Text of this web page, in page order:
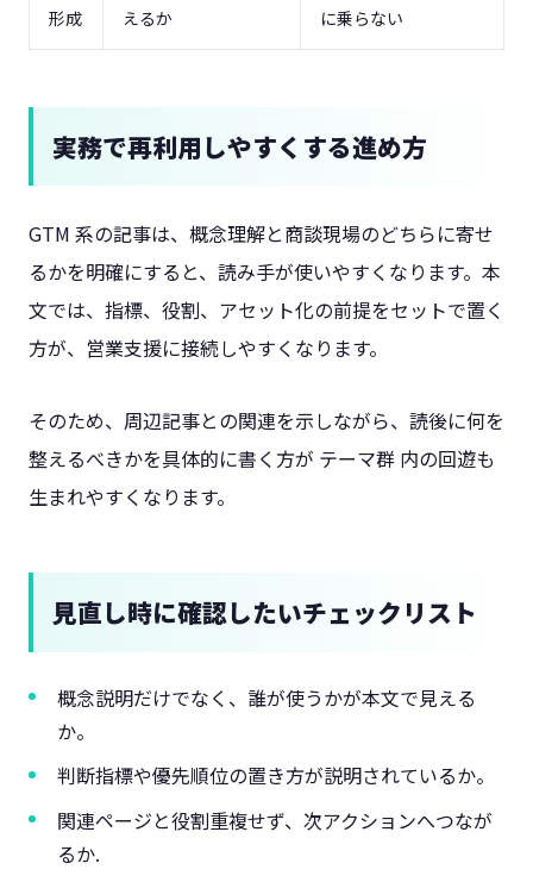
形成 えるか に乗らない
実務で再利用しやすくする進め方
GTM 系の記事は、概念理解と商談現場のどちらに寄せ
るかを明確にすると、読み手が使いやすくなります。本
文では、指標、役割、アセット化の前提をセットで置く
方が、営業支援に接続しやすくなります。
そのため、周辺記事との関連を示しながら、読後に何を
整えるべきかを具体的に書く方が テーマ群 内の回遊も
生まれやすくなります。
見直し時に確認したいチェックリスト
概念説明だけでなく、誰が使うかが本文で見える
か。
判断指標や優先順位の置き方が説明されているか。
関連ページと役割重複せず、次アクションへつなが
るか.